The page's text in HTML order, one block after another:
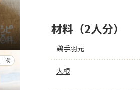
物
材料（2人分）
鶏手羽元
大根